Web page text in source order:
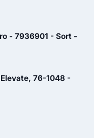
kr..
- 7936901 - Sort -
76-1048 -